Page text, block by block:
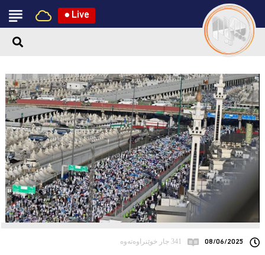
● Live
08/06/2025 341 جار خوێنراوەتەوە